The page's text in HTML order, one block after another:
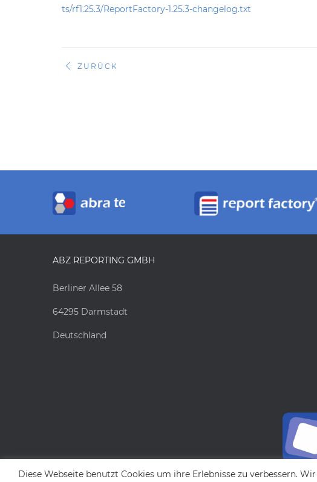
ts/rf1.25.3/ReportFactory-1.25.3-changelog.txt
ZURÜCK
ABZ REPORTING GMBH
Berliner Allee 58
64295 Darmstadt
Deutschland
Diese Webseite benutzt Cookies um ihre Erlebnisse zu verbessern.